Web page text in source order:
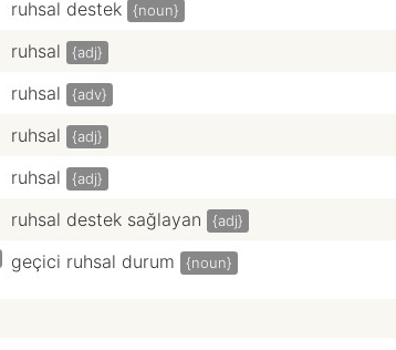
ruhsal destek {noun}
ruhsal {adj}
ruhsal {adv}
ruhsal {adj}
ruhsal {adj}
ruhsal destek sağlayan {adj}
geçici ruhsal durum {noun}